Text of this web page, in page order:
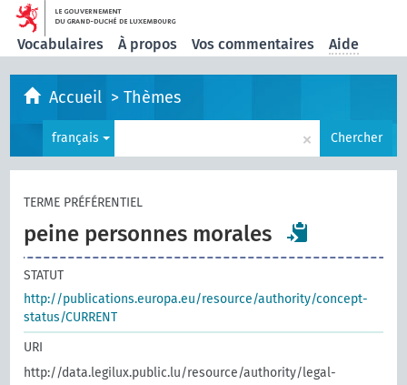
Vocabulaires À propos Vos commentaires Aide
Accueil >Thèmes
français × Chercher
TERME PRÉFÉRENTIEL
peine personnes morales
STATUT
http://publications.europa.eu/resource/authority/concept-
status/CURRENT
URI
http://data.legilux.public.lu/resource/authority/legal-